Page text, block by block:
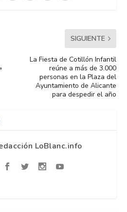
SIGUIENTE
La Fiesta de Cotillón Infantil
reúne a más de 3.000
personas en la Plaza del
Ayuntamiento de Alicante
para despedir el año
LoBlanc.info